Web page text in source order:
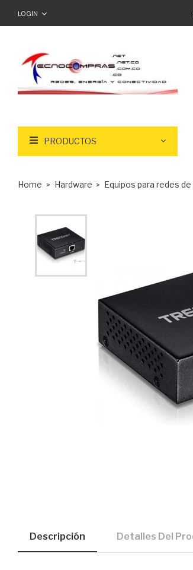
LOGIN
PRODUCTOS
Home Hardware Equipos para redes
Descripción Detalles Del